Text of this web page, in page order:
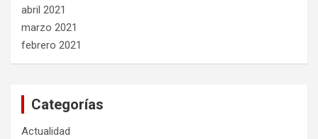
abril 2021
marzo 2021
febrero 2021
Categorías
Actualidad